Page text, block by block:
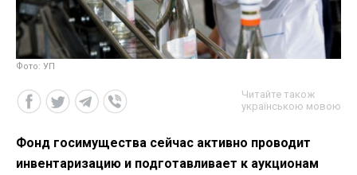
Фото: УП
Читайте також
українською мовою
Фонд госимущества сейчас активно проводит
инвентаризацию и подготавливает к аукционам